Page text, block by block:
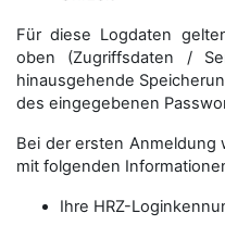
Für diese Logdaten
oben (Zugriffsdaten /
hinausgehende
des eingegebenen
Bei der ersten Anmeldung
mit folgenden
Ihre HRZ-